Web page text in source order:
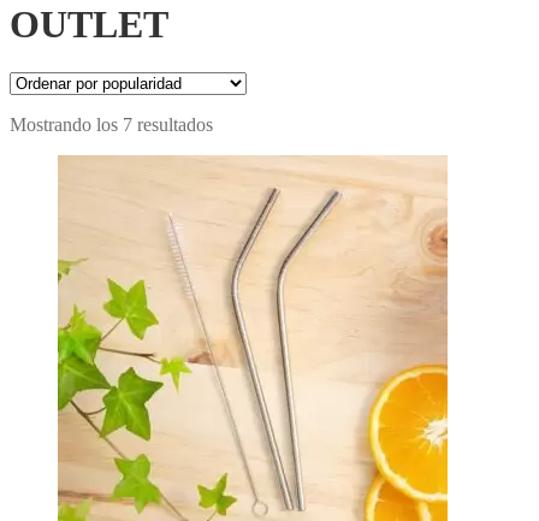
OUTLET
Mostrando los 7 resultadosOrdenado
popularidad